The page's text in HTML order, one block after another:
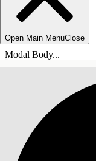
Open Main MenuClose
Modal Body...